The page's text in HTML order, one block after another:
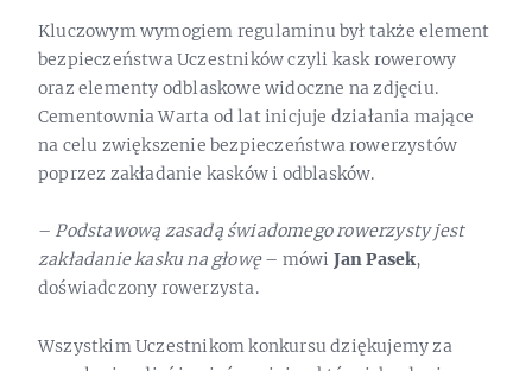
Kluczowym wymogiem regulaminu był także element
bezpieczeństwa Uczestników czyli kask rowerowy
oraz elementy odblaskowe widoczne na zdjęciu.
Cementownia Warta od lat inicjuje działania mające
na celu zwiększenie bezpieczeństwa rowerzystów
poprzez zakładanie kasków i odblasków.
– Podstawową zasadą świadomego rowerzysty jest
zakładanie kasku na głowę– mówi Jan Pasek,
doświadczony rowerzysta.
Wszystkim Uczestnikom konkursu dziękujemy za